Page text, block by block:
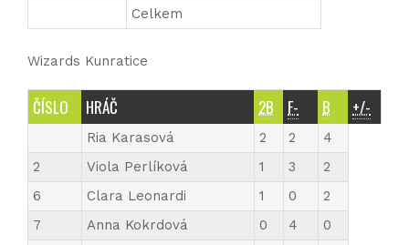
Celkem
Wizards Kunratice
ČÍSLO HRÁČ 2B F- B +/-
Ria Karasová 2 2
4
2
Viola Perlíková 1 3
2
6
Clara Leonardi 1 0
2
7
Anna Kokrdová 0 4
0